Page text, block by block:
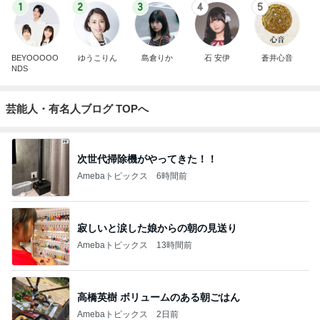
1
BEYOOOOO
NDS
2
ゆうこりん
3
島倉りか
4
石 安伊
5
蒼井心音
芸能人・有名人ブログ TOPへ
次世代掃除機がやってきた！！
Amebaトピックス 6時間前
寂しいと涙した娘からの朝の見送り
Amebaトピックス 13時間前
高橋英樹 ボリュームのある朝ごはん
Amebaトピックス 2日前